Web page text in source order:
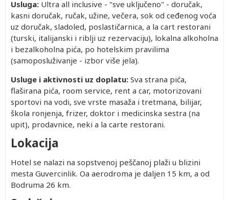
Usluga: Ultra all inclusive - "sve uključeno" - doručak,
kasni doručak, ručak, užine, večera, sok od ceđenog voća
uz doručak, sladoled, poslastičarnica, a la cart restorani
(turski, italijanski i riblji uz rezervaciju), lokalna alkoholna
i bezalkoholna pića, po hotelskim pravilima
(samoposluživanje - izbor više jela).
Usluge i aktivnosti uz doplatu: Sva strana pića,
flaširana pića, room service, rent a car, motorizovani
sportovi na vodi, sve vrste masaža i tretmana, bilijar,
škola ronjenja, frizer, doktor i medicinska sestra (na
upit), prodavnice, neki a la carte restorani.
Lokacija
Hotel se nalazi na sopstvenoj peščanoj plaži u blizini
mesta Guvercinlik. Oa aerodroma je daljen 15 km, a od
Bodruma 26 km.
dete 0-
1.99
god.
dete 2-
11.99
god.
362.00
362.00
362.00
362.00
362.00
dete 0-
1.99
god.
(Prvo
dete 0-
Besplatno
Besplatno
Besplatno
Besplatno
Besplatno
Besplatno
dete 2-
11.99
god.
(Prvo
dete 0-
1,524.00
1,970.00
1,970.00
dete 2-
11.99
god.
(Prvo
dete 2-
1,524.00
1,970.00
1,970.00